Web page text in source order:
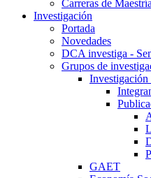
Carreras de
Investigación
Portada
Novedades
DCA investiga -
Grupos de
Investigación
GAET